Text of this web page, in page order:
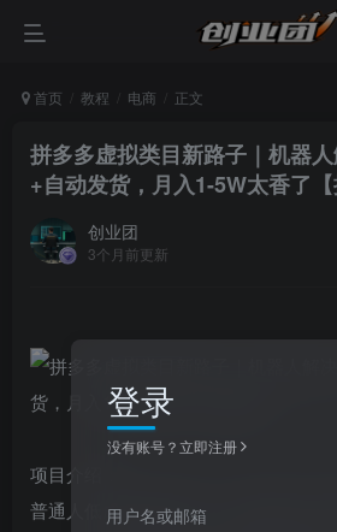
首页 教程 电商 正文
拼多多虚拟类目新路子｜机器
+自动发货，月入1-5W太香了【
创业团
3个月前更新
项目介绍：
普通人低成本暴富副业，虚拟赛道才是
登录
没有账号？立即注册
用户名或邮箱